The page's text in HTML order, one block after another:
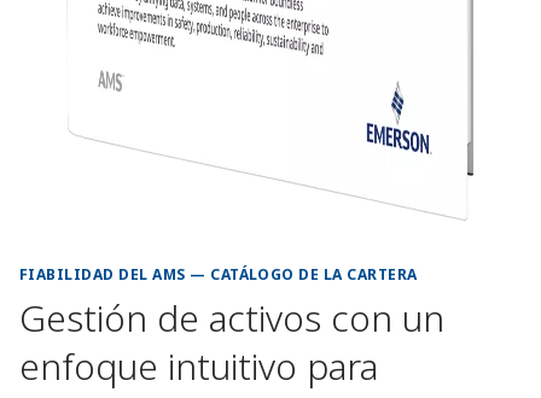
FIABILIDAD DEL AMS — CATÁLOGO DE LA CARTERA
Gestión de activos con un
enfoque intuitivo para